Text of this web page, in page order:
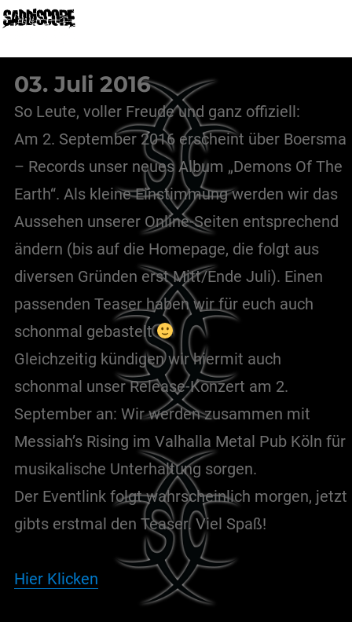
03. Juli 2016
So Leute, voller Freude und ganz offiziell:
Am 2. September 2016 erscheint über Boersma
– Records unser neues Album „Demons Of The
Earth“. Als kleine Einstimmung werden wir das
Aussehen unserer Online-Seiten entsprechend
ändern (bis auf die Homepage, die folgt aus
diversen Gründen erst Mitt/Ende Juli). Einen
passenden Teaser haben wir für euch auch
schonmal gebastelt
Gleichzeitig kündigen wir hiermit auch
schonmal unser Release-Konzert am 2.
September an: Wir werden zusammen mit
Messiah’s Rising im Valhalla Metal Pub Köln für
musikalische Unterhaltung sorgen.
Der Eventlink folgt wahrscheinlich morgen, jetzt
gibts erstmal den Teaser. Viel Spaß!
Hier Klicken